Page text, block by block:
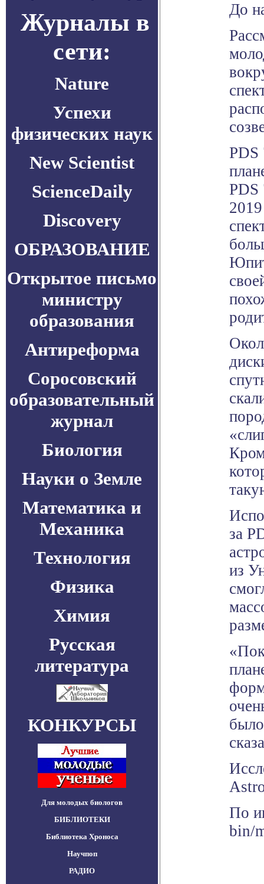
Журналы в
сети:
Nature
Успехи
физических наук
New Scientist
ScienceDaily
Discovery
ОБРАЗОВАНИЕ
Открытое письмо
министру
образования
Антиреформа
Соросовский
образовательный
журнал
Биология
Науки о Земле
Математика и
Механика
Технология
Физика
Химия
Русская
литература
КОНКУРСЫ
Для молодых биологов
БИБЛИОТЕКИ
Библиотека Хроноса
Научпоп
РАДИО
До
PDS
PDS
за
из
По
bin/